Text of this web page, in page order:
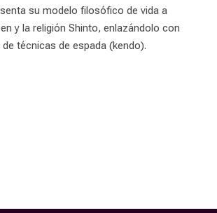
su modelo filosófico de vida a
y la religión Shinto, enlazándolo con
técnicas de espada (kendo).